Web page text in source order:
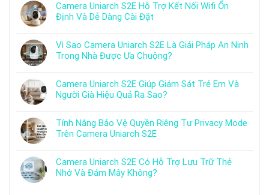
Camera Uniarch S2E Hỗ Trợ Kết Nối Wifi Ổn
Định Và Dễ Dàng Cài Đặt
Vì Sao Camera Uniarch S2E Là Giải Pháp An Ninh
Trong Nhà Được Ưa Chuộng?
Camera Uniarch S2E Giúp Giám Sát Trẻ Em Và
Người Già Hiệu Quả Ra Sao?
Tính Năng Bảo Vệ Quyền Riêng Tư Privacy Mode
Trên Camera Uniarch S2E
Camera Uniarch S2E Có Hỗ Trợ Lưu Trữ Thẻ
Nhớ Và Đám Mây Không?